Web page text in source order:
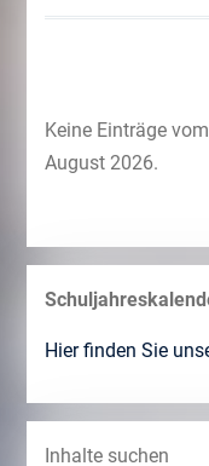
Keine Einträge
August 2026.
Hier finden Sie
Inhalte suchen